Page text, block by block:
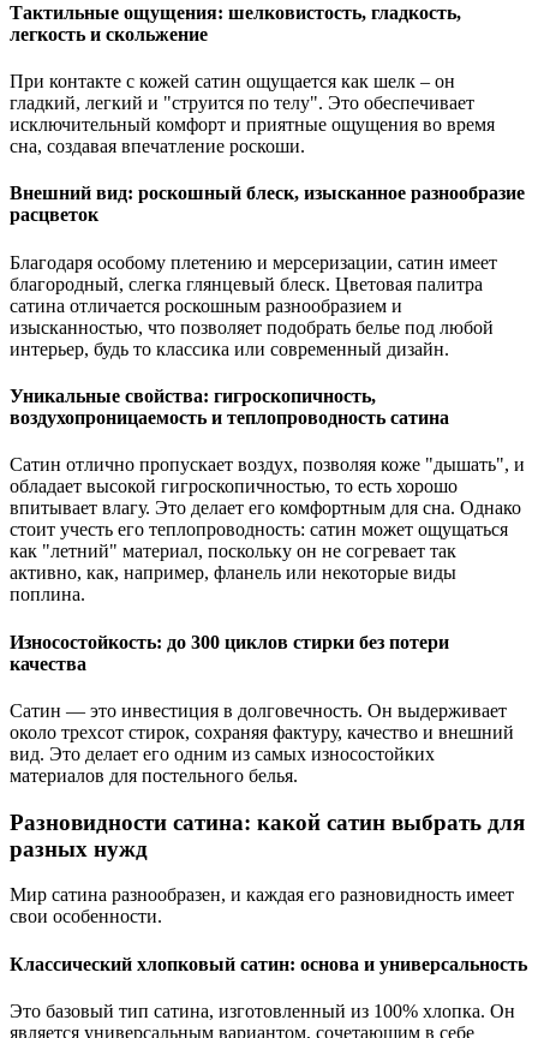
Тактильные ощущения: шелковистость, гладкость,
легкость и скольжение
При контакте с кожей сатин ощущается как шелк – он
гладкий, легкий и "струится по телу". Это обеспечивает
исключительный комфорт и приятные ощущения во время
сна, создавая впечатление роскоши.
Внешний вид: роскошный блеск, изысканное разнообразие
расцветок
Благодаря особому плетению и мерсеризации, сатин имеет
благородный, слегка глянцевый блеск. Цветовая палитра
сатина отличается роскошным разнообразием и
изысканностью, что позволяет подобрать белье под любой
интерьер, будь то классика или современный дизайн.
Уникальные свойства: гигроскопичность,
воздухопроницаемость и теплопроводность сатина
Сатин отлично пропускает воздух, позволяя коже "дышать", и
обладает высокой гигроскопичностью, то есть хорошо
впитывает влагу. Это делает его комфортным для сна. Однако
стоит учесть его теплопроводность: сатин может ощущаться
как "летний" материал, поскольку он не согревает так
активно, как, например, фланель или некоторые виды
поплина.
Износостойкость: до 300 циклов стирки без потери
качества
Сатин — это инвестиция в долговечность. Он выдерживает
около трехсот стирок, сохраняя фактуру, качество и внешний
вид. Это делает его одним из самых износостойких
материалов для постельного белья.
Разновидности сатина: какой сатин выбрать для
разных нужд
Мир сатина разнообразен, и каждая его разновидность имеет
свои особенности.
Классический хлопковый сатин: основа и универсальность
Это базовый тип сатина, изготовленный из 100% хлопка. Он
является универсальным вариантом, сочетающим в себе